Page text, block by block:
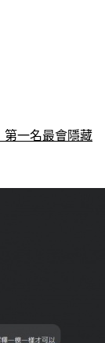
第一名最會隱藏